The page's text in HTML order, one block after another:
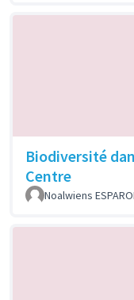
Biodiversité
Centre
Noalwiens